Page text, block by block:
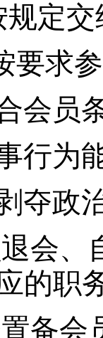
规定
要求
会员
行为
夺政
会、
的职
备会